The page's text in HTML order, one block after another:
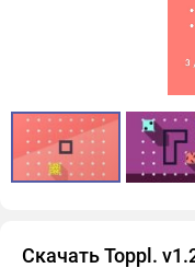
Скачать Toppl.